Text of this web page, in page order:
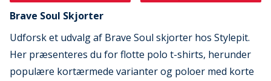
Brave Soul Skjorter
Udforsk et udvalg af Brave Soul skjorter hos Stylepit.
Her præsenteres du for flotte polo t-shirts, herunder
populære kortærmede varianter og poloer med korte